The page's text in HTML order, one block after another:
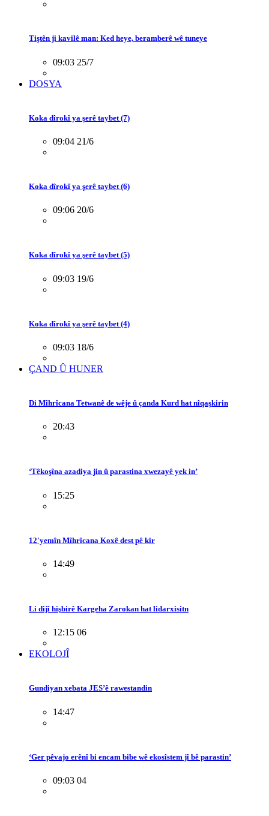
Tiştên ji kavilê man: Ked heye, beramberê wê tuneye
09:03 25/7
DOSYA
Koka dîrokî ya şerê taybet (7)
09:04 21/6
Koka dîrokî ya şerê taybet (6)
09:06 20/6
Koka dîrokî ya şerê taybet (5)
09:03 19/6
Koka dîrokî ya şerê taybet (4)
09:03 18/6
ÇAND Û HUNER
Di Mîhrîcana Tetwanê de wêje û çanda Kurd hat nîqaşkirin
20:43
‘Têkoşîna azadiya jin û parastina xwezayê yek in’
15:25
12'yemîn Mîhrîcana Koxê dest pê kir
14:49
Li dijî hişbirê Kargeha Zarokan hat lidarxisitn
12:15 06
EKOLOJÎ
Gundiyan xebata JES’ê rawestandin
14:47
‘Ger pêvajo erênî bi encam bibe wê ekosîstem jî bê parastin’
09:03 04